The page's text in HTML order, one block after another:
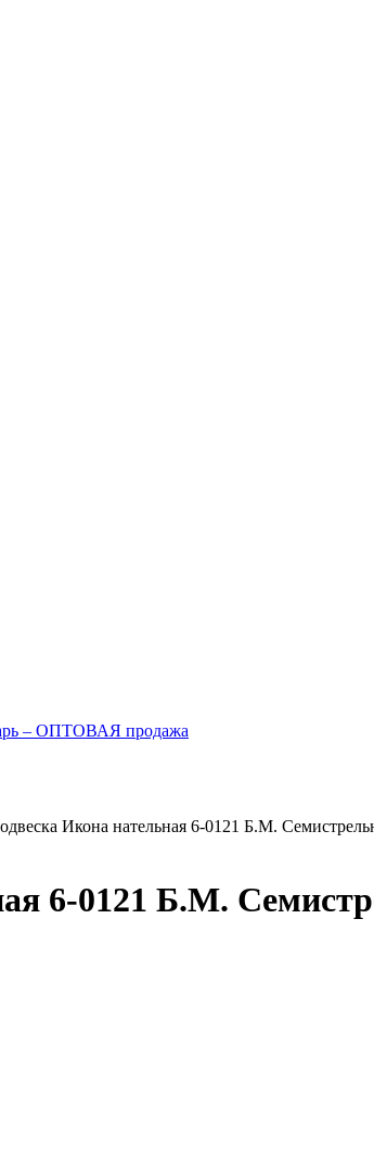
– ОПТОВАЯ продажа
Икона нательная 6-0121 Б.М.
6-0121 Б.М.